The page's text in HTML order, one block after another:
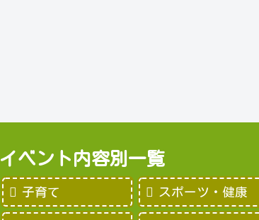
イベント内容別一覧
子育て スポーツ・健康